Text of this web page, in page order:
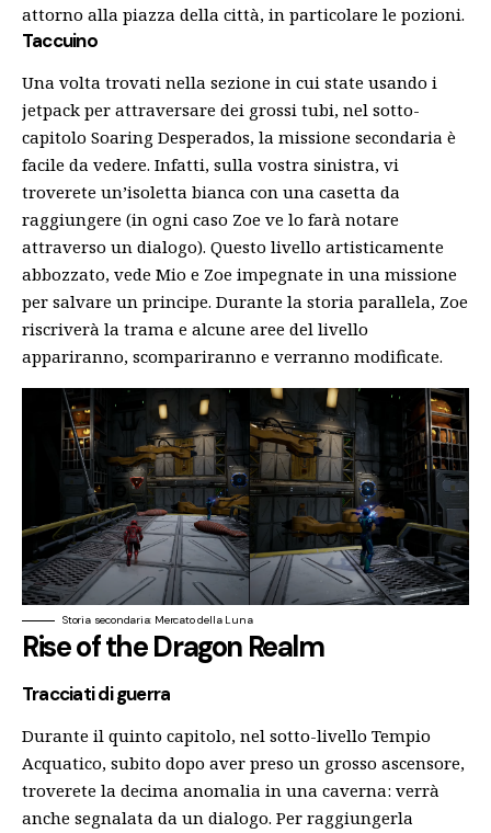
attorno alla piazza della città, in particolare le pozioni.
Taccuino
Una volta trovati nella sezione in cui state usando i
jetpack per attraversare dei grossi tubi, nel sotto-
capitolo Soaring Desperados, la missione secondaria è
facile da vedere. Infatti, sulla vostra sinistra, vi
troverete un’isoletta bianca con una casetta da
raggiungere (in ogni caso Zoe ve lo farà notare
attraverso un dialogo). Questo livello artisticamente
abbozzato, vede Mio e Zoe impegnate in una missione
per salvare un principe. Durante la storia parallela, Zoe
riscriverà la trama e alcune aree del livello
appariranno, scompariranno e verranno modificate.
Storia secondaria: Mercato della Luna
Rise of the Dragon Realm
Tracciati di guerra
Durante il quinto capitolo, nel sotto-livello Tempio
Acquatico, subito dopo aver preso un grosso ascensore,
troverete la decima anomalia in una caverna: verrà
anche segnalata da un dialogo. Per raggiungerla